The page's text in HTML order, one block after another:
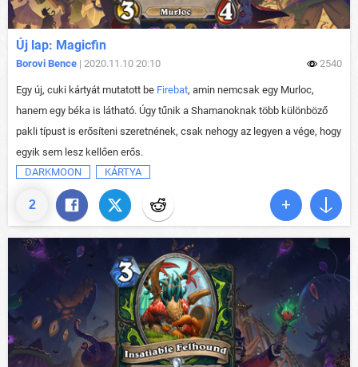
2
Új lap: Magicfin
Borovi Bence | 2020.11.10 20:10 2540
Egy új, cuki kártyát mutatott be Firebat, amin nemcsak egy Murloc,
hanem egy béka is látható. Úgy tűnik a Shamanoknak több különböző
pakli típust is erősíteni szeretnének, csak nehogy az legyen a vége, hogy
egyik sem lesz kellően erős.
DARKMOON
KÁRTYA